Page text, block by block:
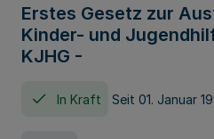
Erstes Gesetz zur
Kinder- und
KJHG -
In Kraft Seit 01. Januar